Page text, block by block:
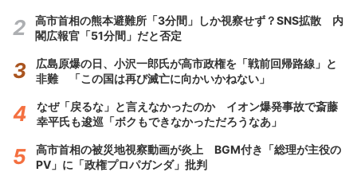
高市首相の熊本避難所「3分間」しか視察せず？SNS拡散 内
閣広報官「51分間」だと否定
広島原爆の日、小沢一郎氏が高市政権を「戦前回帰路線」と
非難 「この国は再び滅亡に向かいかねない」
なぜ「戻るな」と言えなかったのか イオン爆発事故で斎藤
幸平氏も逡巡「ボクもできなかっただろうなあ」
高市首相の被災地視察動画が炎上 BGM付き「総理が主役の
PV」に「政権プロパガンダ」批判